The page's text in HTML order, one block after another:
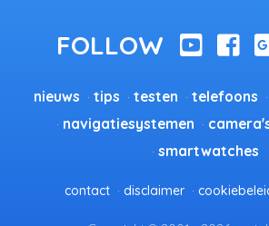
nieuws tips testen telefoons
navigatiesystemen
smartwatches
contact disclaimer